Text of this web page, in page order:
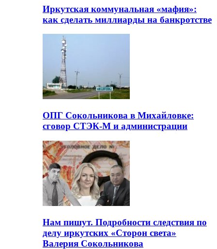
Иркутская коммунальная «мафия»:
как сделать миллиарды на банкротстве
ОПГ Сокольникова в Михайловке:
сговор СТЭК-М и администрации
Нам пишут. Подробности следствия по
делу иркутских «Сторон света»
Валерия Сокольникова